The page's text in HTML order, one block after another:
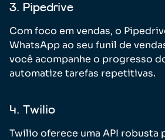
3. Pipedrive
Com foco em vendas, o
WhatsApp ao seu funil de
você acompanhe o progresso
automatize tarefas repetitivas.
4. Twilio
Twilio oferece uma API robusta